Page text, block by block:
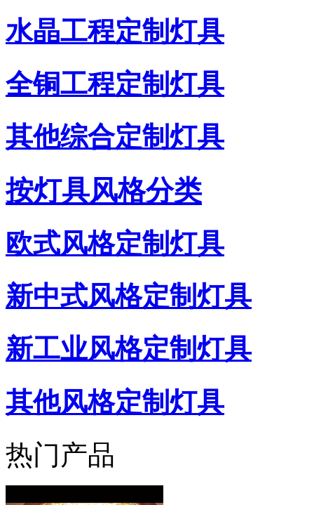
水晶工程定制灯具
全铜工程定制灯具
其他综合定制灯具
按灯具风格分类
欧式风格定制灯具
新中式风格定制灯具
新工业风格定制灯具
其他风格定制灯具
热门产品